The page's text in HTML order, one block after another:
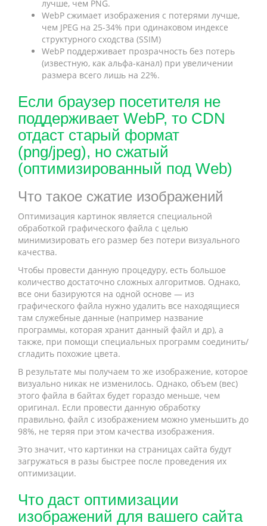
лучше, чем PNG.
WebP сжимает изображения с потерями лучше,
чем JPEG на 25-34% при одинаковом индексе
структурного сходства (SSIM)
WebP поддерживает прозрачность без потерь
(известную, как альфа-канал) при увеличении
размера всего лишь на 22%.
Если браузер посетителя не
поддерживает WebP, то CDN
отдаст старый формат
(png/jpeg), но сжатый
(оптимизированный под Web)
Что такое сжатие изображений
Оптимизация картинок является специальной
обработкой графического файла с целью
минимизировать его размер без потери визуального
качества.
Чтобы провести данную процедуру, есть большое
количество достаточно сложных алгоритмов. Однако,
все они базируются на одной основе — из
графического файла нужно удалить все находящиеся
там служебные данные (например название
программы, которая хранит данный файл и др), а
также, при помощи специальных программ соединить/
сгладить похожие цвета.
В результате мы получаем то же изображение, которое
визуально никак не изменилось. Однако, объем (вес)
этого файла в байтах будет гораздо меньше, чем
оригинал. Если провести данную обработку
правильно, файл с изображением можно уменьшить до
98%, не теряя при этом качества изображения.
Это значит, что картинки на страницах сайта будут
загружаться в разы быстрее после проведения их
оптимизации.
Что даст оптимизации
изображений для вашего сайта